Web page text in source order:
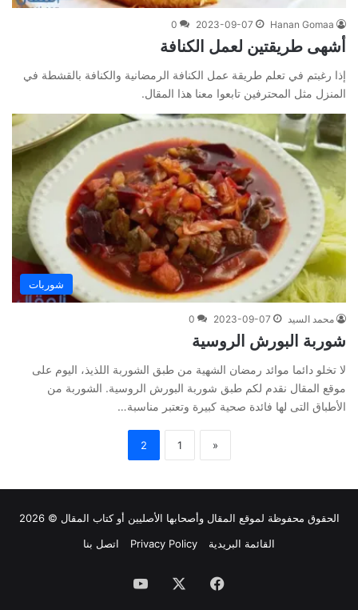
Hanan Gomaa
2023-09-07
0
أشهى طريقتين لعمل الكنافة
إذا رغبتم في تعلم طريقة عمل الكنافة الرمضانية والكنافة بالقشطة في
المنزل مثل المحترفين تابعوا معنا هذا المقال.
شوربات
محمد السيد 2023-09-07
0
شوربة البورش الروسية
لا تخلو دائما موائد رمضان الشهية من طبق الشوربة اللذيذ، اليوم على
موقع المقال نقدم لكم طبق شوربة البورش الروسية. الشوربة من
الأطباق التى لها فائدة صحية كبيرة وتعتبر مناسبة…
«
1
2
الحقوق محفوظة لموقع المقال وأصحابها الأصليين أو كتاب المقال © 2026
القائمة البريدية
Privacy Policy اتصل بنا
فيسبوك